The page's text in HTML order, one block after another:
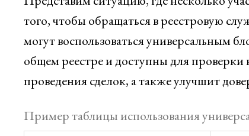
того, чтобы обращаться в реестровую
могут воспользоваться универсальным
общем реестре и доступны для
проведения сделок, а также улучшит
Пример таблицы использования